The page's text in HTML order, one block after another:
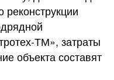
реконструкции
ТМ», затраты
объекта составят